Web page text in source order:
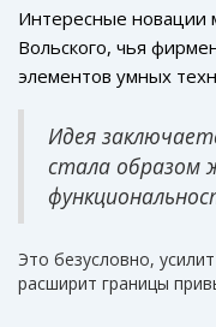
элементы русских
модных тенденций.
отличается
разнородных
продолжает
Алина использует в
из переработанных
органического
устойчивого
интеграции новых
изменять цвет в
Интересные новации
Вольского, чья
элементов умных
2024 включает в себя
нагревателями и
мобильное
Идея
стала образом
Это безусловно,
расширит границы